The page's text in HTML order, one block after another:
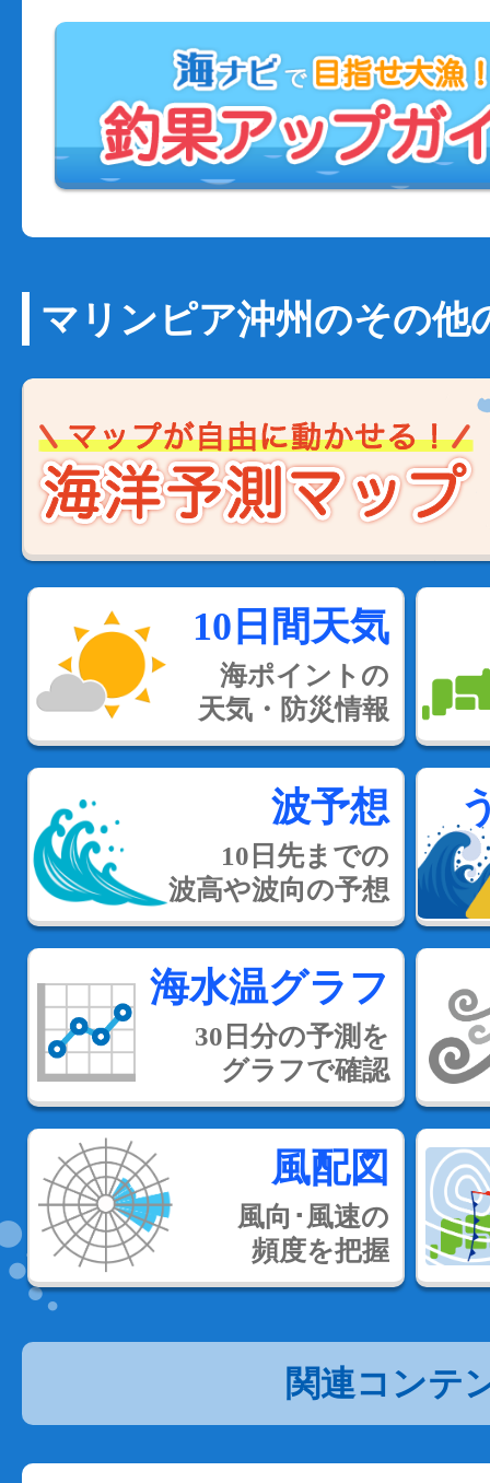
マリンピア沖州のその他
10日間天気
海ポイントの
天気・防災情報
波予想
10日先までの
波高や波向の予想
海水温グラフ
30日分の予測を
グラフで確認
風配図
風向･風速の
頻度を把握
関連コンテ